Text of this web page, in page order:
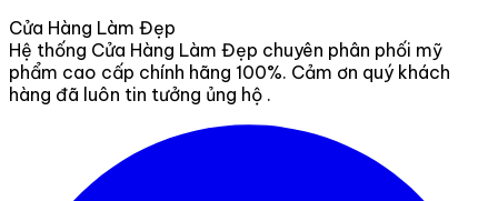
Cửa Hàng Làm Đẹp
Hệ thống Cửa Hàng Làm Đẹp chuyên phân phối mỹ
phẩm cao cấp chính hãng 100%. Cảm ơn quý khách
hàng đã luôn tin tưởng ủng hộ .